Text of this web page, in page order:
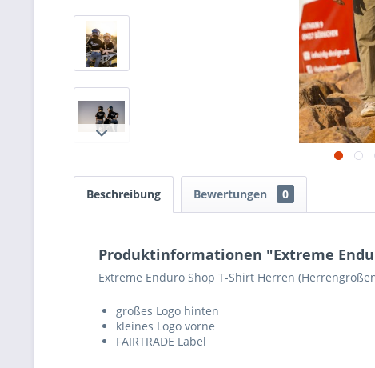
Beschreibung Bewertungen 0
Produktinformationen "Extreme
Extreme Enduro Shop T-Shirt Herren
großes Logo hinten
kleines Logo vorne
FAIRTRADE Label